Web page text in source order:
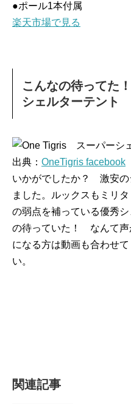
●ポール1本付属
楽天市場で見る
こんなの待ってた
シェルターテント
出典： OneTigris facebook
いかがでしたか？ 激安の
ました。ルックスもミリ
の弱点を補っている優秀
の待っていた！ なんて声
になる方は動画も合わせ
い。
関連記事